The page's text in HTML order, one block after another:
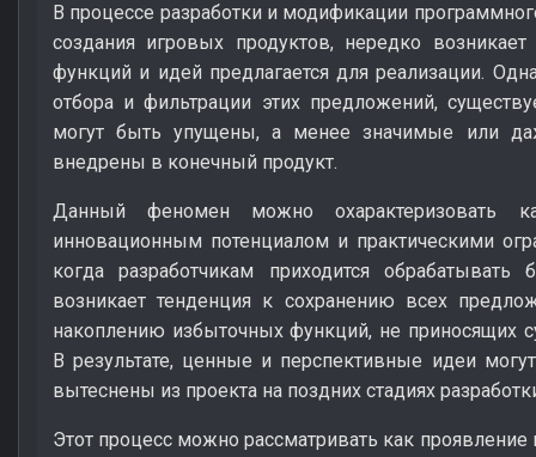
В процессе разработки и модификации
создания игровых продуктов, нередко
функций и идей предлагается для реализации.
отбора и фильтрации этих предложений,
могут быть упущены, а менее значимые или
внедрены в конечный продукт.
Данный феномен можно охарактеризовать
инновационным потенциалом и практическими
когда разработчикам приходится
возникает тенденция к сохранению всех
накоплению избыточных функций, не приносящих
В результате, ценные и перспективные идеи
вытеснены из проекта на поздних стадиях
Этот процесс можно рассматривать как проявление